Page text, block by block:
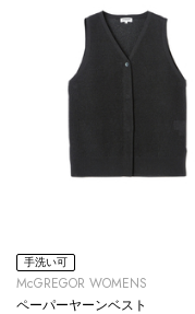
手洗い可
McGREGOR WOMENS
ペーパーヤーンベスト